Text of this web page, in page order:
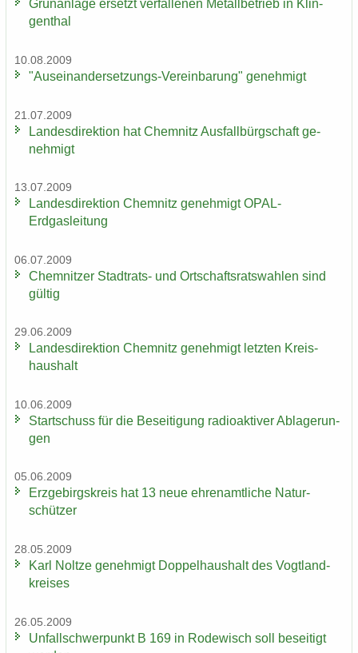
Grün­an­la­ge er­setzt ver­fal­le­nen Me­tall­be­trieb in Klin­
gen­thal
10.08.2009
"Auseinandersetzungs-​Vereinbarung" ge­neh­migt
21.07.2009
Lan­des­di­rek­ti­on hat Chem­nitz Aus­fall­bürg­schaft ge­
neh­migt
13.07.2009
Lan­des­di­rek­ti­on Chem­nitz ge­neh­migt OPAL-​
Erdgasleitung
06.07.2009
Chem­nit­zer Stadtrats-​ und Ort­schafts­rats­wah­len sind
gül­tig
29.06.2009
Lan­des­di­rek­ti­on Chem­nitz ge­neh­migt letz­ten Kreis­
haus­halt
10.06.2009
Start­schuss für die Be­sei­ti­gung ra­dio­ak­ti­ver Ab­la­ge­run­
gen
05.06.2009
Erz­ge­birgs­kreis hat 13 neue eh­ren­amt­li­che Na­tur­
schüt­zer
28.05.2009
Karl Nolt­ze ge­neh­migt Dop­pel­haus­halt des Vogt­land­
krei­ses
26.05.2009
Un­fall­schwer­punkt B 169 in Ro­de­wisch soll be­sei­tigt